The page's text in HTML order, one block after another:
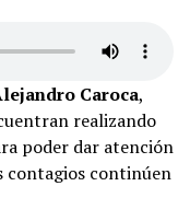
Caroca,
realizando
poder dar atención
contagios continúen